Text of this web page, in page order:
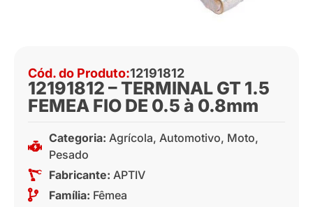
Cód. do Produto:12191812
12191812 – TERMINAL GT 1.5
FEMEA FIO DE 0.5 à 0.8mm
Categoria: Agrícola, Automotivo, Moto,
Pesado
Fabricante: APTIV
Família: Fêmea